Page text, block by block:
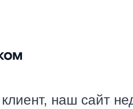
наш сайт